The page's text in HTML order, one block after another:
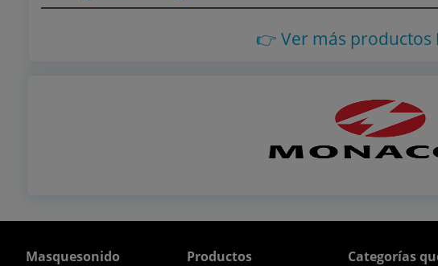
👉 Ver más productos
Masquesonido Productos
Categorías